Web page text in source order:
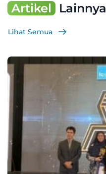
Artikel Lainnya
Lihat Semua